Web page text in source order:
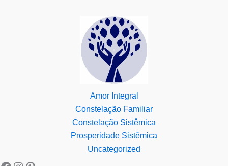
Amor Integral
Constelação Familiar
Constelação Sistêmica
Prosperidade Sistêmica
Uncategorized